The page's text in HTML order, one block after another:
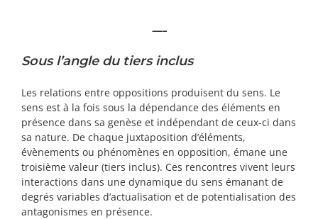
—–
Sous l’angle du tiers inclus
Les relations entre oppositions produisent du sens. Le
sens est à la fois sous la dépendance des éléments en
présence dans sa genèse et indépendant de ceux-ci dans
sa nature. De chaque juxtaposition d’éléments,
évènements ou phénomènes en opposition, émane une
troisième valeur (tiers inclus). Ces rencontres vivent leurs
interactions dans une dynamique du sens émanant de
degrés variables d’actualisation et de potentialisation des
antagonismes en présence.